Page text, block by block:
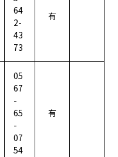
64
2-
43
73
有
05
67
-
65
-
07
54
有